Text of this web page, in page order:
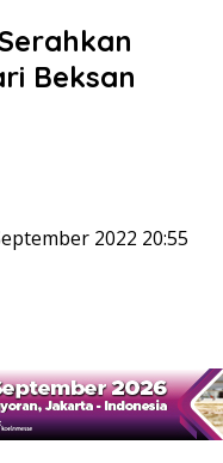
Beksan
2022 20:55